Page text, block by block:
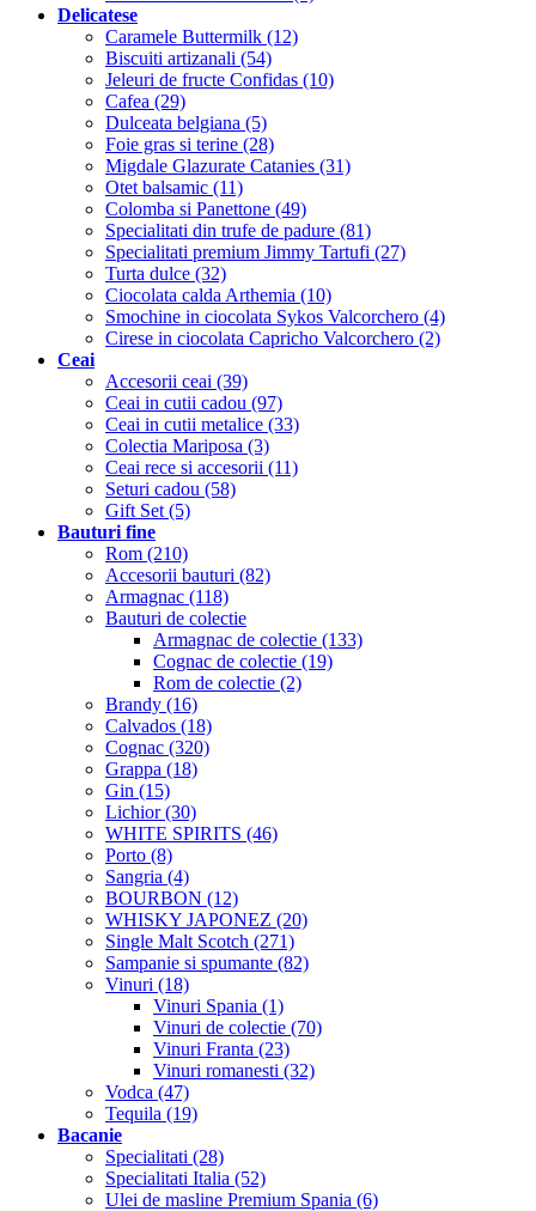
Delicatese
Caramele Buttermilk (12)
Biscuiti artizanali (54)
Jeleuri de fructe Confidas (10)
Cafea (29)
Dulceata belgiana (5)
Foie gras si terine (28)
Migdale Glazurate Catanies (31)
Otet balsamic (11)
Colomba si Panettone (49)
Specialitati din trufe de padure (81)
Specialitati premium Jimmy Tartufi (27)
Turta dulce (32)
Ciocolata calda Arthemia (10)
Smochine in ciocolata Sykos Valcorchero (4)
Cirese in ciocolata Capricho Valcorchero (2)
Ceai
Accesorii ceai (39)
Ceai in cutii cadou (97)
Ceai in cutii metalice (33)
Colectia Mariposa (3)
Ceai rece si accesorii (11)
Seturi cadou (58)
Gift Set (5)
Bauturi fine
Rom (210)
Accesorii bauturi (82)
Armagnac (118)
Bauturi de colectie
Armagnac de colectie (133)
Cognac de colectie (19)
Rom de colectie (2)
Brandy (16)
Calvados (18)
Cognac (320)
Grappa (18)
Gin (15)
Lichior (30)
WHITE SPIRITS (46)
Porto (8)
Sangria (4)
BOURBON (12)
WHISKY JAPONEZ (20)
Single Malt Scotch (271)
Sampanie si spumante (82)
Vinuri (18)
Vinuri Spania (1)
Vinuri de colectie (70)
Vinuri Franta (23)
Vinuri romanesti (32)
Vodca (47)
Tequila (19)
Bacanie
Specialitati (28)
Specialitati Italia (52)
Ulei de masline Premium Spania (6)